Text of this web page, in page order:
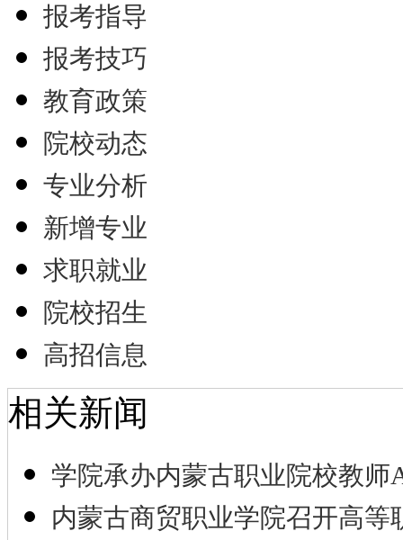
报考指导
报考技巧
教育政策
院校动态
专业分析
新增专业
求职就业
院校招生
高招信息
相关新闻
学院承办内蒙古职业院校教师
内蒙古商贸职业学院召开高等